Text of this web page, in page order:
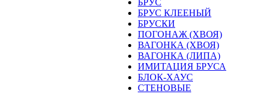
БРУС
БРУС КЛЕЕНЫЙ
БРУСКИ
ПОГОНАЖ (ХВОЯ)
ВАГОНКА (ХВОЯ)
ВАГОНКА (ЛИПА)
ИМИТАЦИЯ БРУСА
БЛОК-ХАУС
СТЕНОВЫЕ